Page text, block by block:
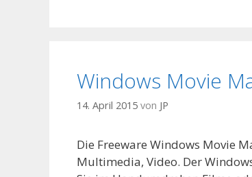
Windows Movie
14. April 2015 von JP
Die Freeware Windows Movie
Multimedia, Video. Der